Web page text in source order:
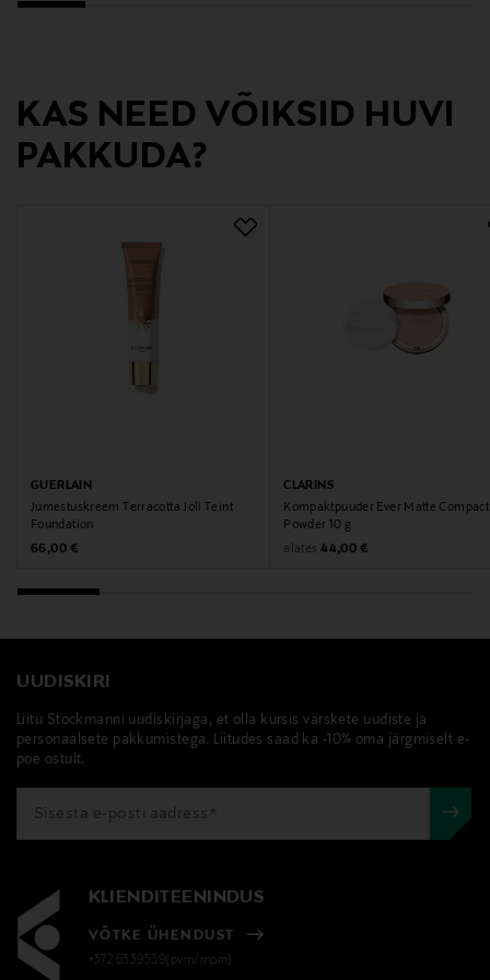
KAS NEED VÕIKSID HUVI
PAKKUDA?
GUERLAIN
Jumestuskreem Terracotta Joli Teint
Foundation
Original Price
66,00 €
CLARINS
Kompaktpuuder Ever Matte Compact
Powder 10 g
alates Original Price
44,00 €
UUDISKIRI
Liitu Stockmanni uudiskirjaga, et olla kursis värskete uudiste ja
personaalsete pakkumistega. Liitudes saad ka -10% oma järgmiselt e-
poe ostult.
KLIENDITEENINDUS
VÕTKE ÜHENDUST
+372 6339539(pvm/mpm)